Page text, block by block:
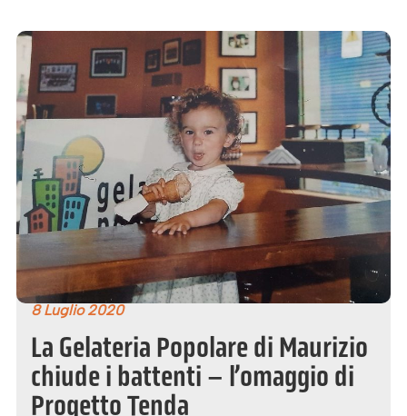
8 Luglio 2020
La Gelateria Popolare di Maurizio
chiude i battenti – l’omaggio di
Progetto Tenda